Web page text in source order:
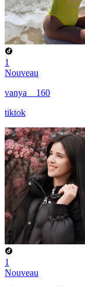
1
Nouveau
vanya__160
tiktok
1
Nouveau